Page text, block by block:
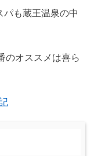
パも蔵王温泉の中
のオススメは喜ら